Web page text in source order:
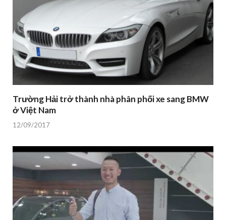
Trường Hải trở thành nhà phân phối xe sang BMW
ở Việt Nam
12/09/2017